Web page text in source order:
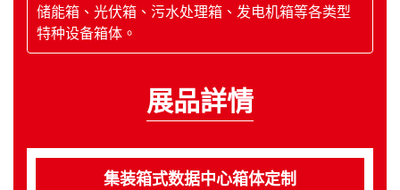
储能箱、光伏箱、污水处理箱、发电机箱等各类型
特种设备箱体。
展品詳情
集装箱式数据中心箱体定制